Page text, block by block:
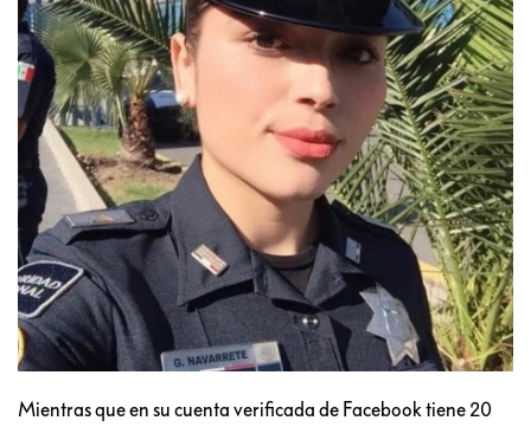
Mientras que en su cuenta verificada de Facebook tiene 20